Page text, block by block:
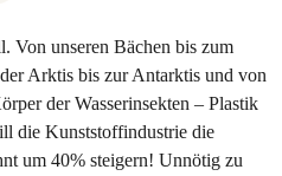
Von unseren Bächen bis zum
Arktis bis zur Antarktis und von
der Wasserinsekten – Plastik
die Kunststoffindustrie die
um 40% steigern! Unnötig zu